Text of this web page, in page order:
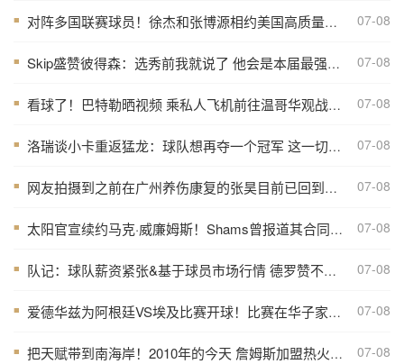
■ 对阵多国联赛球员！徐杰和张博源相约美国高质量野球局 07-08
■ Skip盛赞彼得森：选秀前我就说了 他会是本届最强球员 07-08
■ 看球了！巴特勒晒视频 乘私人飞机前往温哥华观战哥伦比亚VS瑞士 07-08
■ 洛瑞谈小卡重返猛龙：球队想再夺一个冠军 这一切都将从小卡开始 07-08
■ 网友拍摄到之前在广州养伤康复的张昊目前已回到广东宏远俱乐部 07-08
■ 太阳官宣续约马克·威廉姆斯！Shams曾报道其合同为3年3800万美元 07-08
■ 队记：球队薪资紧张&基于球员市场行情 德罗赞不太可能重返猛龙 07-08
■ 爱德华兹为阿根廷VS埃及比赛开球！比赛在华子家乡亚特兰大进行 07-08
■ 把天赋带到南海岸！2010年的今天 詹姆斯加盟热火组成三巨头 07-08